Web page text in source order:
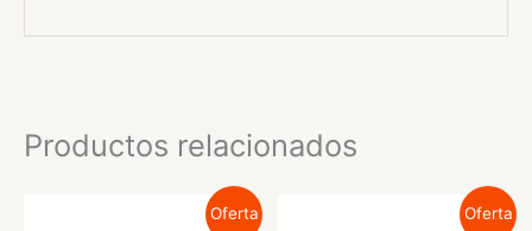
Productos relacionados
Oferta Oferta